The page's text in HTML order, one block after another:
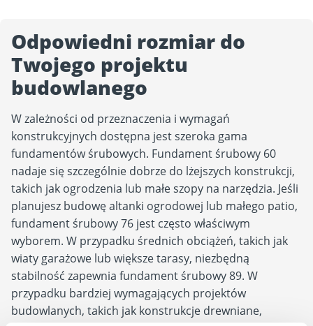
Odpowiedni rozmiar do
Twojego projektu
budowlanego
W zależności od przeznaczenia i wymagań
konstrukcyjnych dostępna jest szeroka gama
fundamentów śrubowych. Fundament śrubowy 60
nadaje się szczególnie dobrze do lżejszych konstrukcji,
takich jak ogrodzenia lub małe szopy na narzędzia. Jeśli
planujesz budowę altanki ogrodowej lub małego patio,
fundament śrubowy 76 jest często właściwym
wyborem. W przypadku średnich obciążeń, takich jak
wiaty garażowe lub większe tarasy, niezbędną
stabilność zapewnia fundament śrubowy 89. W
przypadku bardziej wymagających projektów
budowlanych, takich jak konstrukcje drewniane,